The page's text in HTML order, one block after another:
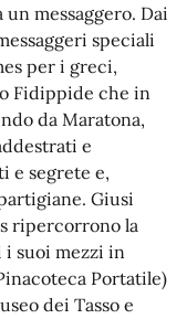
un messaggero. Dai
speciali
per i greci,
Fidippide che in
da Maratona,
e
e segrete e,
Giusi
ripercorrono la
suoi mezzi in
Portatile)
dei Tasso e